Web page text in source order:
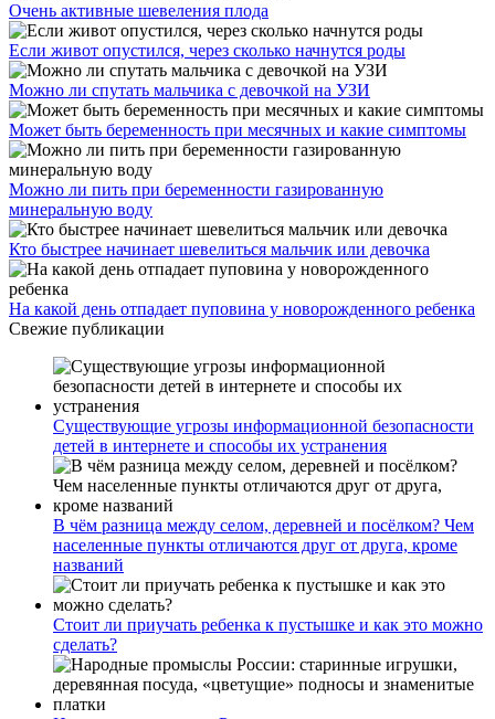
Очень активные шевеления плода
Если живот опустился, через сколько начнутся роды
Можно ли спутать мальчика с девочкой на УЗИ
Может быть беременность при месячных и какие симптомы
Можно ли пить при беременности газированную
минеральную воду
Кто быстрее начинает шевелиться мальчик или девочка
На какой день отпадает пуповина у новорожденного ребенка
Свежие публикации
Существующие угрозы информационной безопасности
детей в интернете и способы их устранения
В чём разница между селом, деревней и посёлком? Чем
населенные пункты отличаются друг от друга, кроме
названий
Стоит ли приучать ребенка к пустышке и как это можно
сделать?